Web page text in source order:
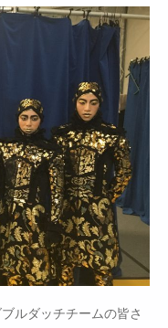
ルダッチチームの皆さ